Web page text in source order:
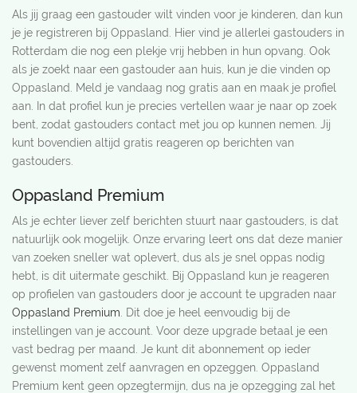
Als jij graag een gastouder wilt vinden voor je kinderen, dan kun
je je registreren bij Oppasland. Hier vind je allerlei gastouders in
Rotterdam die nog een plekje vrij hebben in hun opvang. Ook
als je zoekt naar een gastouder aan huis, kun je die vinden op
Oppasland. Meld je vandaag nog gratis aan en maak je profiel
aan. In dat profiel kun je precies vertellen waar je naar op zoek
bent, zodat gastouders contact met jou op kunnen nemen. Jij
kunt bovendien altijd gratis reageren op berichten van
gastouders.
Oppasland Premium
Als je echter liever zelf berichten stuurt naar gastouders, is dat
natuurlijk ook mogelijk. Onze ervaring leert ons dat deze manier
van zoeken sneller wat oplevert, dus als je snel oppas nodig
hebt, is dit uitermate geschikt. Bij Oppasland kun je reageren
op profielen van gastouders door je account te upgraden naar
Oppasland Premium . Dit doe je heel eenvoudig bij de
instellingen van je account. Voor deze upgrade betaal je een
vast bedrag per maand. Je kunt dit abonnement op ieder
gewenst moment zelf aanvragen en opzeggen. Oppasland
Premium kent geen opzegtermijn, dus na je opzegging zal het